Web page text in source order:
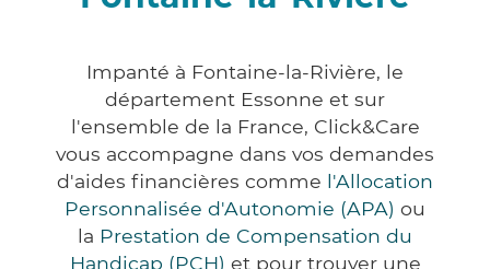
Impanté à Fontaine-la-Rivière, le
département Essonne et sur
l'ensemble de la France, Click&Care
vous accompagne dans vos demandes
d'aides financières comme l'Allocation
Personnalisée d'Autonomie (APA) ou
la Prestation de Compensation du
Handicap (PCH) et pour trouver une